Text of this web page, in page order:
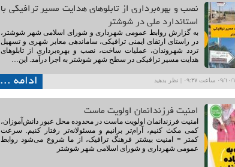
امنیت فرزندانمان اولویت ماست
امنیت فرزندانمان اولویت ماست در محدوده محل عبور دانش‌آموزان،
کمی مکث کنیم، آرام‌تر برانیم و مسئولانه‌تر رفتار کنیم. سرعت
کمتر = امنیت بیشتر فرهنگ ترافیک، از ما شروع می‌شود روابط
عمومی شهرداری و شورای اسلامی شهر شوشتر
نصب و بهره‌برداری از تابلوهای هدایت مسیر ترافیکی با
استاندارد ملی در شوشتر
به گزارش روابط عمومی شهرداری و شورای اسلامی شهر شوشتر،
در راستای ارتقای ایمنی ترافیکی، ساماندهی معابر شهری و تسهیل
تردد شهروندان، عملیات ساخت، نصب و بهره‌برداری از تابلوهای
هدایت مسیر ترافیکی در سطح شهر شوشتر به اجرا درآمد. این…
نظر بدهید ادامه ...